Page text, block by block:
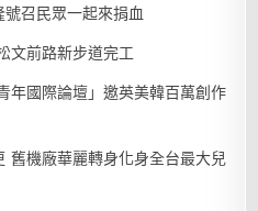
召民眾一起來捐血
文前路新步道完工
年國際論壇」邀英美韓百萬創作
舊機廠華麗轉身化身全台最大兒